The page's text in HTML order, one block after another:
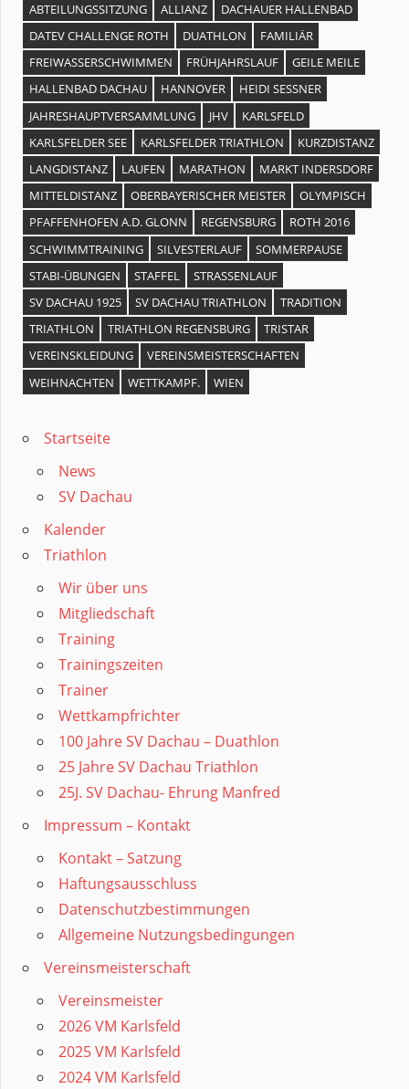
ABTEILUNGSSITZUNG ALLIANZ
DACHAUER HALLENBAD
DATEV CHALLENGE ROTH
DUATHLON
FAMILIÄR
FREIWASSERSCHWIMMEN
FRÜHJAHRSLAUF
GEILE MEILE
HALLENBAD DACHAU
HANNOVER
HEIDI SESSNER
JAHRESHAUPTVERSAMMLUNG
JHV
KARLSFELD
KARLSFELDER SEE
KARLSFELDER TRIATHLON
KURZDISTANZ
LANGDISTANZ
LAUFEN MARATHON
MARKT INDERSDORF
MITTELDISTANZ
OBERBAYERISCHER MEISTER
OLYMPISCH
PFAFFENHOFEN A.D. GLONN
REGENSBURG
ROTH 2016
SCHWIMMTRAINING
SILVESTERLAUF
SOMMERPAUSE
STABI-ÜBUNGEN
STAFFEL
STRASSENLAUF
SV DACHAU 1925
SV DACHAU TRIATHLON
TRADITION
TRIATHLON
TRIATHLON REGENSBURG
TRISTAR
VEREINSKLEIDUNG
VEREINSMEISTERSCHAFTEN
WEIHNACHTEN
WETTKAMPF. WIEN
Startseite
News
SV Dachau
Kalender
Triathlon
Wir über uns
Mitgliedschaft
Training
Trainingszeiten
Trainer
Wettkampfrichter
100 Jahre SV Dachau – Duathlon
25 Jahre SV Dachau Triathlon
25J. SV Dachau- Ehrung Manfred
Impressum – Kontakt
Kontakt – Satzung
Haftungsausschluss
Datenschutzbestimmungen
Allgemeine Nutzungsbedingungen
Vereinsmeisterschaft
Vereinsmeister
2026 VM Karlsfeld
2025 VM Karlsfeld
2024 VM Karlsfeld